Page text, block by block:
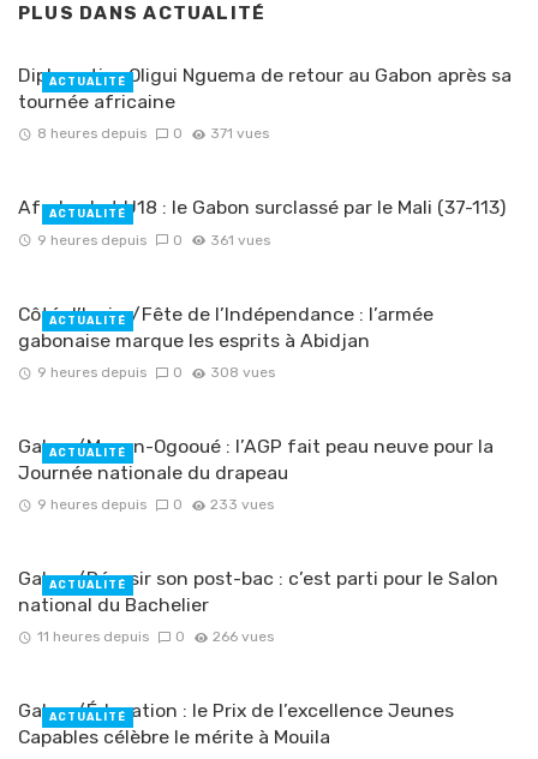
PLUS DANSACTUALITÉ
Diplomatie : Oligui Nguema de retour au Gabon après sa
tournée africaine
8 heures depuis 0 371 vues
ACTUALITÉ
Afrobasket U18 : le Gabon surclassé par le Mali (37-113)
9 heures depuis 0 361 vues
ACTUALITÉ
Côté d’Ivoire/Fête de l’Indépendance : l’armée
gabonaise marque les esprits à Abidjan
9 heures depuis 0 308 vues
ACTUALITÉ
Gabon/Moyen-Ogooué : l’AGP fait peau neuve pour la
Journée nationale du drapeau
9 heures depuis 0 233 vues
ACTUALITÉ
Gabon/Réussir son post-bac : c’est parti pour le Salon
national du Bachelier
11 heures depuis 0 266 vues
ACTUALITÉ
Gabon/Éducation : le Prix de l’excellence Jeunes
Capables célèbre le mérite à Mouila
ACTUALITÉ